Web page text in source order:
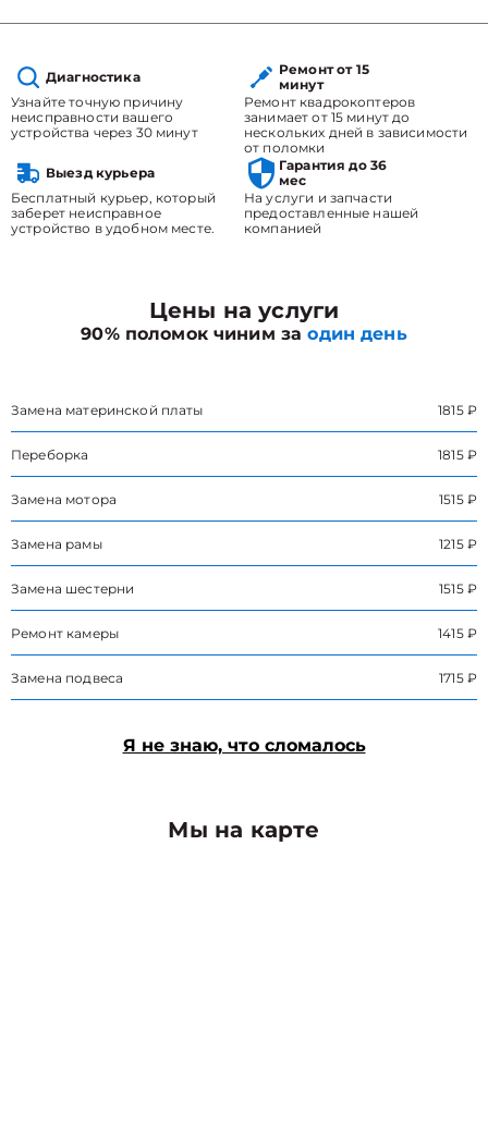
Диагностика
Узнайте точную причину
неисправности вашего
устройства через 30 минут
Ремонт от 15
минут
Ремонт квадрокоптеров
занимает от 15 минут до
нескольких дней в зависимости
от поломки
Выезд курьера
Бесплатный курьер, который
заберет неисправное
устройство в удобном месте.
Гарантия до 36
мес
На услуги и запчасти
предоставленные нашей
компанией
Цены на услуги
90% поломок чиним заодин день
Замена материнской платы 1815 ₽
Переборка 1815 ₽
Замена мотора 1515 ₽
Замена рамы 1215 ₽
Замена шестерни 1515 ₽
Ремонт камеры 1415 ₽
Замена подвеса 1715 ₽
Я не знаю, что сломалось
Мы на карте